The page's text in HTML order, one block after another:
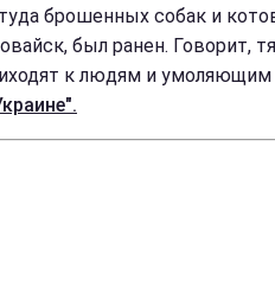
брошенных собак и
был ранен. Говорит,
к людям и